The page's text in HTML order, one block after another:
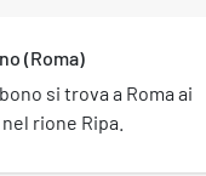
(Roma)
si trova a Roma ai
rione Ripa.